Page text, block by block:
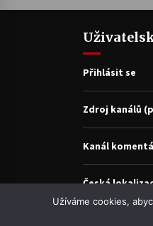
Přihlásit se
Zdroj kanálů
Kanál
Česká
Užíváme cookies,